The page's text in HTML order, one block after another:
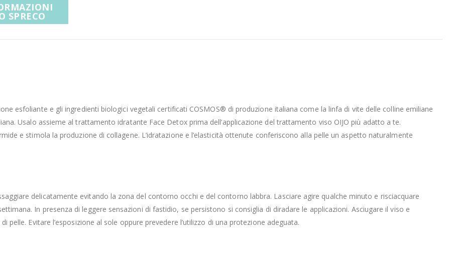
esfoliante e gli ingredienti biologici vegetali certificati COSMOS® di produzione italiana come la linfa di vite delle colline emiliane
Usalo assieme al trattamento idratante Face Detox prima dell’applicazione del trattamento viso OIJO più adatto a te.
e stimola la produzione di collagene. L’idratazione e l’elasticità ottenute conferiscono alla pelle un aspetto naturalmente
delicatamente evitando la zona del contorno occhi e del contorno labbra. Lasciare agire qualche minuto e risciacquare
In presenza di leggere sensazioni di fastidio, se persistono si consiglia di diradare le applicazioni. Asciugare il viso e
pelle. Evitare l’esposizione al sole oppure prevedere l’utilizzo di una protezione adeguata.
SPRECO